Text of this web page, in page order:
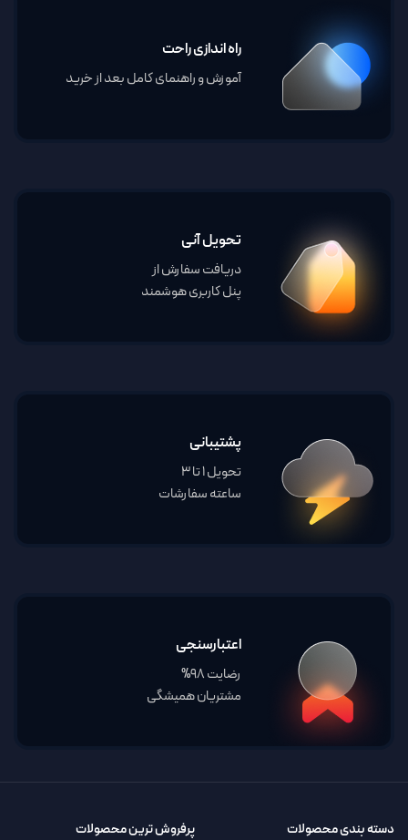
راه اندازی راحت
آموزش و راهنمای کامل بعد از خرید
تحویل آنی
دریافت سفارش از
پنل کاربری هوشمند
پشتیبانی
تحویل 1 تا 3
ساعته سفارشات
اعتبارسنجی
رضایت 98%
مشتریان همیشگی
دسته بندی محصولات پرفروش ترین محصولات